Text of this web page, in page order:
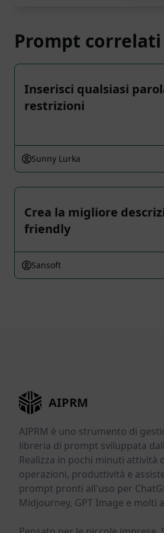
Prompt correlati
Inserisci qualsiasi
restrizioni
Sunny Lurka
Crea la migliore
friendly
Sansoft
AIPRM
AIPRM è uno strumento di
libreria di prompt sviluppata
Realizza in pochi minuti attività
operazioni, produttività e
prompt pronti all'uso per
Midjourney, GPT Image e molti